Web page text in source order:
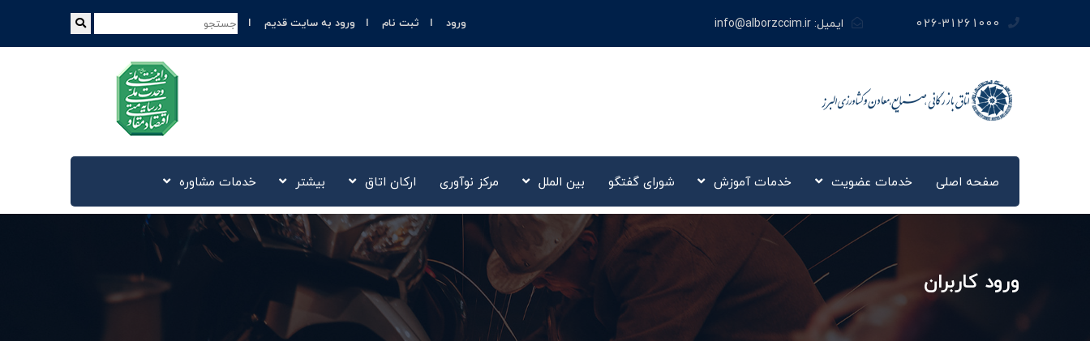
026-31261000 ایمیل:info@alborzccim.ir ورود ثبت نام ورود به سایت قدیم
صفحه اصلی خدمات عضویت خدمات آموزش شورای گفتگو بین الملل مرکز نوآوری‌ ارکان اتاق بیشتر خدمات مشاوره
ورود کاربران